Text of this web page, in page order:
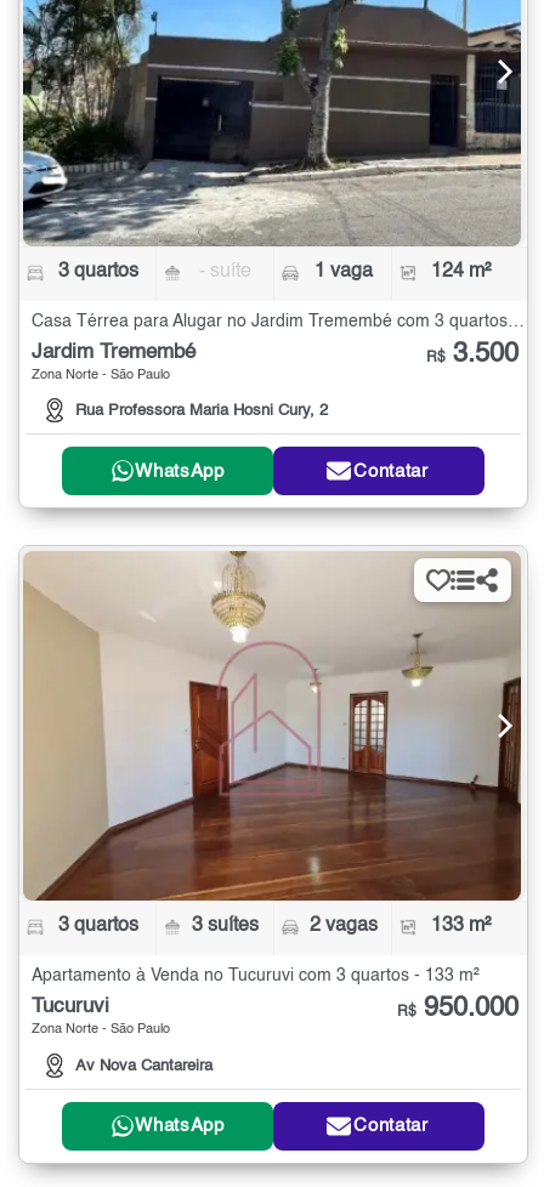
3 quartos - suíte 1 vaga 124 m²
Casa Térrea para Alugar no Jardim Tremembé com 3 quartos - 124 m²
Jardim Tremembé
Zona Norte - São Paulo
Rua Professora Maria Hosni Cury, 2
R$ 3.500
WhatsApp Contatar
3 quartos 3 suítes 2 vagas 133 m²
Apartamento à Venda no Tucuruvi com 3 quartos - 133 m²
Tucuruvi
Zona Norte - São Paulo
Av Nova Cantareira
R$ 950.000
WhatsApp Contatar